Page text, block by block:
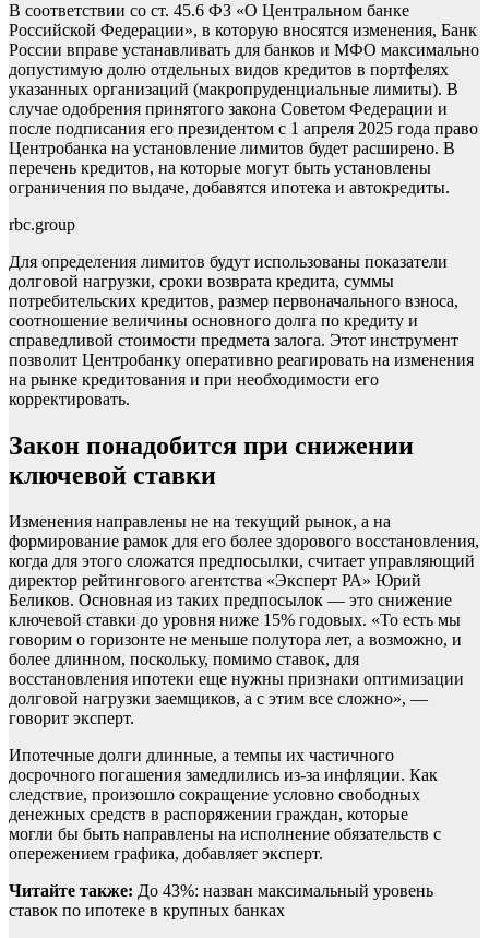
В соответствии со ст. 45.6 ФЗ «О Центральном банке
Российской Федерации», в которую вносятся изменения, Банк
России вправе устанавливать для банков и МФО максимально
допустимую долю отдельных видов кредитов в портфелях
указанных организаций (макропруденциальные лимиты). В
случае одобрения принятого закона Советом Федерации и
после подписания его президентом с 1 апреля 2025 года право
Центробанка на установление лимитов будет расширено. В
перечень кредитов, на которые могут быть установлены
ограничения по выдаче, добавятся ипотека и автокредиты.
rbc.group
Для определения лимитов будут использованы показатели
долговой нагрузки, сроки возврата кредита, суммы
потребительских кредитов, размер первоначального взноса,
соотношение величины основного долга по кредиту и
справедливой стоимости предмета залога. Этот инструмент
позволит Центробанку оперативно реагировать на изменения
на рынке кредитования и при необходимости его
корректировать.
Закон понадобится при снижении
ключевой ставки
Изменения направлены не на текущий рынок, а на
формирование рамок для его более здорового восстановления,
когда для этого сложатся предпосылки, считает управляющий
директор рейтингового агентства «Эксперт РА» Юрий
Беликов. Основная из таких предпосылок — это снижение
ключевой ставки до уровня ниже 15% годовых. «То есть мы
говорим о горизонте не меньше полутора лет, а возможно, и
более длинном, поскольку, помимо ставок, для
восстановления ипотеки еще нужны признаки оптимизации
долговой нагрузки заемщиков, а с этим все сложно», —
говорит эксперт.
Ипотечные долги длинные, а темпы их частичного
досрочного погашения замедлились из-за инфляции. Как
следствие, произошло сокращение условно свободных
денежных средств в распоряжении граждан, которые
могли бы быть направлены на исполнение обязательств с
опережением графика, добавляет эксперт.
Читайте также: До 43%: назван максимальный уровень
ставок по ипотеке в крупных банках